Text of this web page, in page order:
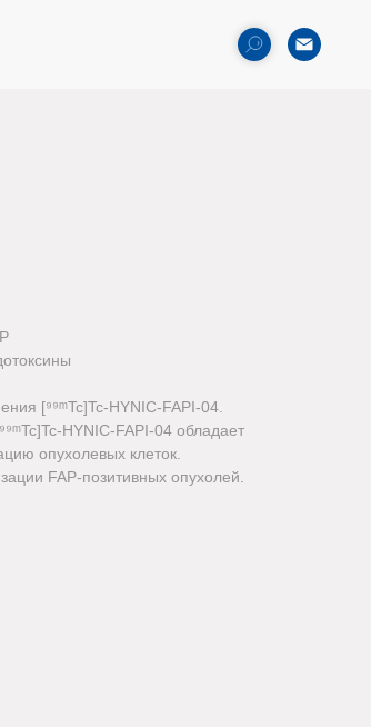
[⁹⁹ᵐTc]Tc-HYNIC-FAPI-04.
HYNIC-FAPI-04 обладает
опухолевых клеток.
FAP-позитивных опухолей.